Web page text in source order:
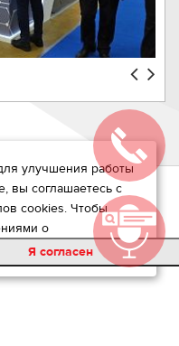
улучшения работы
вы соглашаетесь с
cookies. Чтобы
о
.
Я согласен